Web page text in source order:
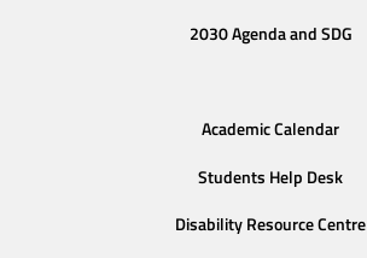
2030 Agenda and SDG
Academic Calendar
Students Help Desk
Disability Resource Centre